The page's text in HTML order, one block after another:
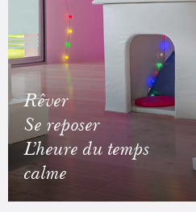
Rêver
Se reposer
L’heure du temps
calme